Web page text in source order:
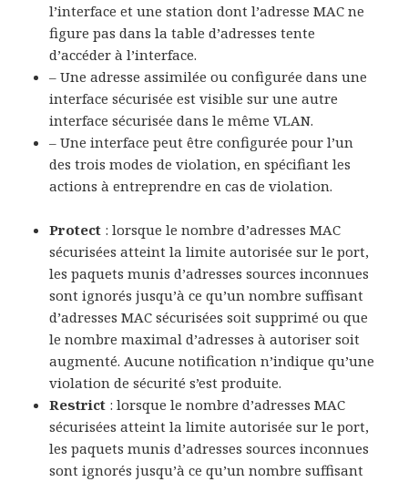
l’interface et une station dont l’adresse MAC ne
figure pas dans la table d’adresses tente
d’accéder à l’interface.
– Une adresse assimilée ou configurée dans une
interface sécurisée est visible sur une autre
interface sécurisée dans le même VLAN.
– Une interface peut être configurée pour l’un
des trois modes de violation, en spécifiant les
actions à entreprendre en cas de violation.
Protect : lorsque le nombre d’adresses MAC
sécurisées atteint la limite autorisée sur le port,
les paquets munis d’adresses sources inconnues
sont ignorés jusqu’à ce qu’un nombre suffisant
d’adresses MAC sécurisées soit supprimé ou que
le nombre maximal d’adresses à autoriser soit
augmenté. Aucune notification n’indique qu’une
violation de sécurité s’est produite.
Restrict : lorsque le nombre d’adresses MAC
sécurisées atteint la limite autorisée sur le port,
les paquets munis d’adresses sources inconnues
sont ignorés jusqu’à ce qu’un nombre suffisant